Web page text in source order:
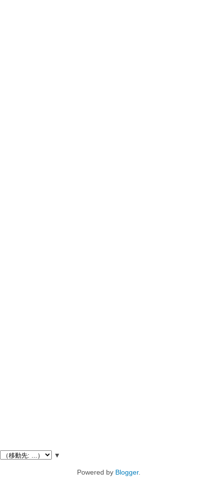
▼
Powered by Blogger.